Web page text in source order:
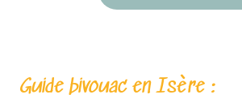
Guide bivouac en Isère :